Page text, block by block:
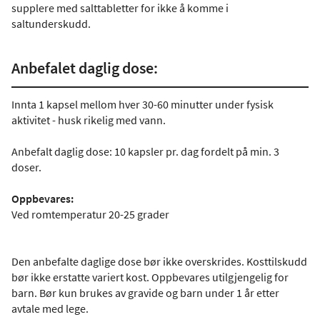
supplere med salttabletter for ikke å komme i
saltunderskudd.
Anbefalet daglig dose:
Innta 1 kapsel mellom hver 30-60 minutter under fysisk
aktivitet - husk rikelig med vann.
Anbefalt daglig dose: 10 kapsler pr. dag fordelt på min. 3
doser.
Oppbevares:
Ved romtemperatur 20-25 grader
Den anbefalte daglige dose bør ikke overskrides. Kosttilskudd
bør ikke erstatte variert kost. Oppbevares utilgjengelig for
barn. Bør kun brukes av gravide og barn under 1 år etter
avtale med lege.